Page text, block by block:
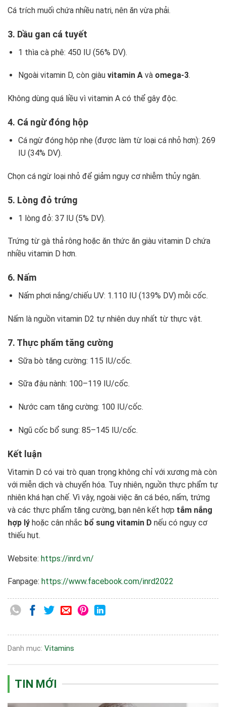
Cá trích muối chứa nhiều natri, nên ăn vừa phải.
3. Dầu gan cá tuyết
1 thìa cà phê: 450 IU (56% DV).
Ngoài vitamin D, còn giàu vitamin Avà omega-3.
Không dùng quá liều vì vitamin A có thể gây độc.
4. Cá ngừ đóng hộp
Cá ngừ đóng hộp nhẹ (được làm từ loại cá nhỏ hơn): 269
IU (34% DV).
Chọn cá ngừ loại nhỏ để giảm nguy cơ nhiễm thủy ngân.
5. Lòng đỏ trứng
1 lòng đỏ: 37 IU (5% DV).
Trứng từ gà thả rông hoặc ăn thức ăn giàu vitamin D chứa
nhiều vitamin D hơn.
6. Nấm
Nấm phơi nắng/chiếu UV: 1.110 IU (139% DV) mỗi cốc.
Nấm là nguồn vitamin D2 tự nhiên duy nhất từ thực vật.
7. Thực phẩm tăng cường
Sữa bò tăng cường: 115 IU/cốc.
Sữa đậu nành: 100–119 IU/cốc.
Nước cam tăng cường: 100 IU/cốc.
Ngũ cốc bổ sung: 85–145 IU/cốc.
Kết luận
Vitamin D có vai trò quan trọng không chỉ với xương mà còn
với miễn dịch và chuyển hóa. Tuy nhiên, nguồn thực phẩm tự
nhiên khá hạn chế. Vì vậy, ngoài việc ăn cá béo, nấm, trứng
và các thực phẩm tăng cường, bạn nên kết hợp tắm nắng
hợp lý hoặc cân nhắc bổ sung vitamin D nếu có nguy cơ
thiếu hụt.
Website: https://inrd.vn/
Fanpage: https://www.facebook.com/inrd2022
Danh mục: Vitamins
TIN MỚI